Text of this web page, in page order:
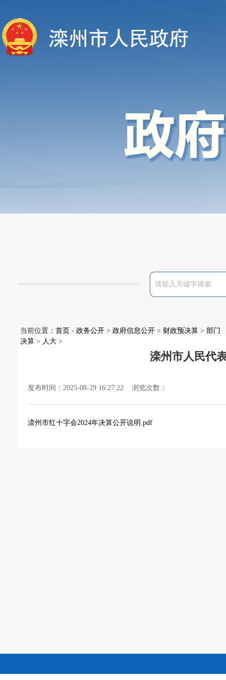
当前位置： 首页 - 政务公开 > 政府信息公开 > 财政预决算 > 部门
决算 > 人大 >
滦州市人民代
发布时间：2025-08-29 16:27:22 浏览次数：
滦州市红十字会2024年决算公开说明.pdf